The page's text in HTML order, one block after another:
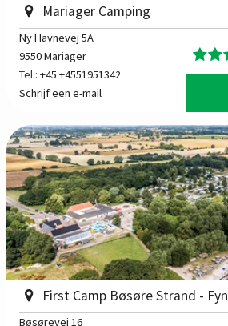
Mariager Camping
Ny Havnevej 5A
9550 Mariager
Tel.: +45 +4551951342
Schrijf een e-mail
First Camp Bøsøre Strand - Fyn
Bøsørevej 16